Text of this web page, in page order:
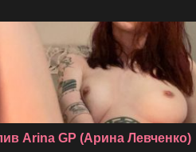
Arina GP (Арина Левченко)